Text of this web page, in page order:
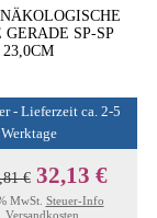
GERADE SP-SP
23,0CM
- Lieferzeit ca. 2-5
Werktage
€ 32,13 €
MwSt. Steuer-Info
Versandkosten